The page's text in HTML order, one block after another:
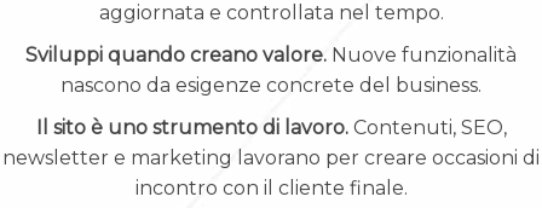
aggiornata e controllata nel tempo.
Sviluppi quando creano valore. Nuove funzionalità
nascono da esigenze concrete del business.
Il sito è uno strumento di lavoro.Contenuti, SEO,
newsletter e marketing lavorano per creare occasioni di
incontro con il cliente finale.